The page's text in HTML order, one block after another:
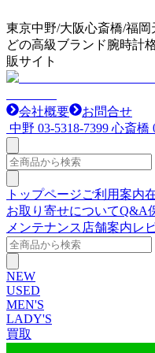
東京中野/大阪心斎橋/福
どの高級ブランド腕時計
販サイト
会社概要
お問合せ
中野 03-5318-7399 心斎橋
トップページご利用案内
お取り寄せについてQ&A
メンテナンス 店舗案内レ
NEW
USED
MEN'S
LADY'S
買取